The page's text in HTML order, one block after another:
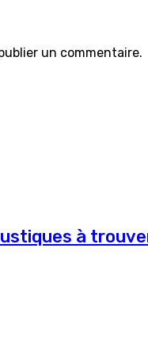
un commentaire.
à